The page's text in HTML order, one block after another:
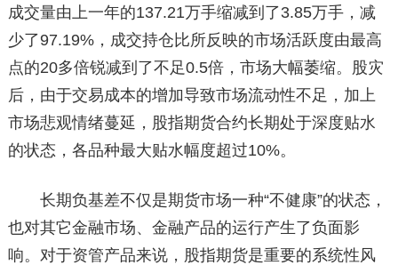
成交量由上一年的137.21万手缩减到了3.85万手，减
少了97.19%，成交持仓比所反映的市场活跃度由最高
点的20多倍锐减到了不足0.5倍，市场大幅萎缩。股灾
后，由于交易成本的增加导致市场流动性不足，加上
市场悲观情绪蔓延，股指期货合约长期处于深度贴水
的状态，各品种最大贴水幅度超过10%。
长期负基差不仅是期货市场一种“不健康”的状态，
也对其它金融市场、金融产品的运行产生了负面影
响。对于资管产品来说，股指期货是重要的系统性风